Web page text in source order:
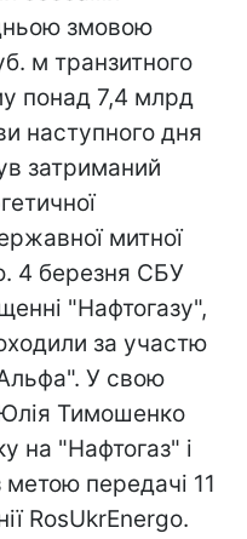
змовою
м транзитного
понад 7,4 млрд
наступного дня
затриманий
митної
4 березня СБУ
"Нафтогазу",
за участю
У свою
Тимошенко
на "Нафтогаз" і
передачі 11
RosUkrEnergo.